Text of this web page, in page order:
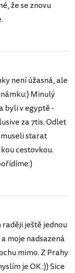
že se znovu
není úžasná, ale
Minulý
byli v egyptě -
za 7tis. Odlet
starat
cestovkou.
ještě jednou
moje nadsazená
mimo. Z Prahy
je OK :)) Sice